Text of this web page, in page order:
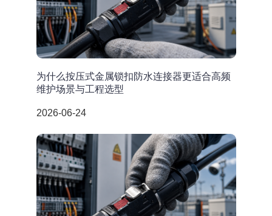
为什么按压式金属锁扣防水连接器更适合高频
维护场景与工程选型
2026-06-24